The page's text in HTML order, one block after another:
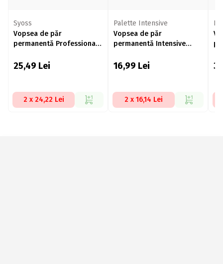
Syoss
Vopsea de păr
permanentă Professional
mat, 115ml
25,49 Lei
2 x 24,22 Lei
Palette Intensive
Vopsea de păr
permanentă Intensive
blond ultra cenușiu, 110ml
16,99 Lei
2 x 16,14 Lei